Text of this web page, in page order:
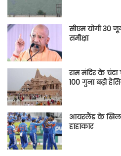
सीएम योगी 30
समीक्षा
राम मंदिर के चंदा
100 गुना बढ़ी
आयरलैंड के
हाहाकार